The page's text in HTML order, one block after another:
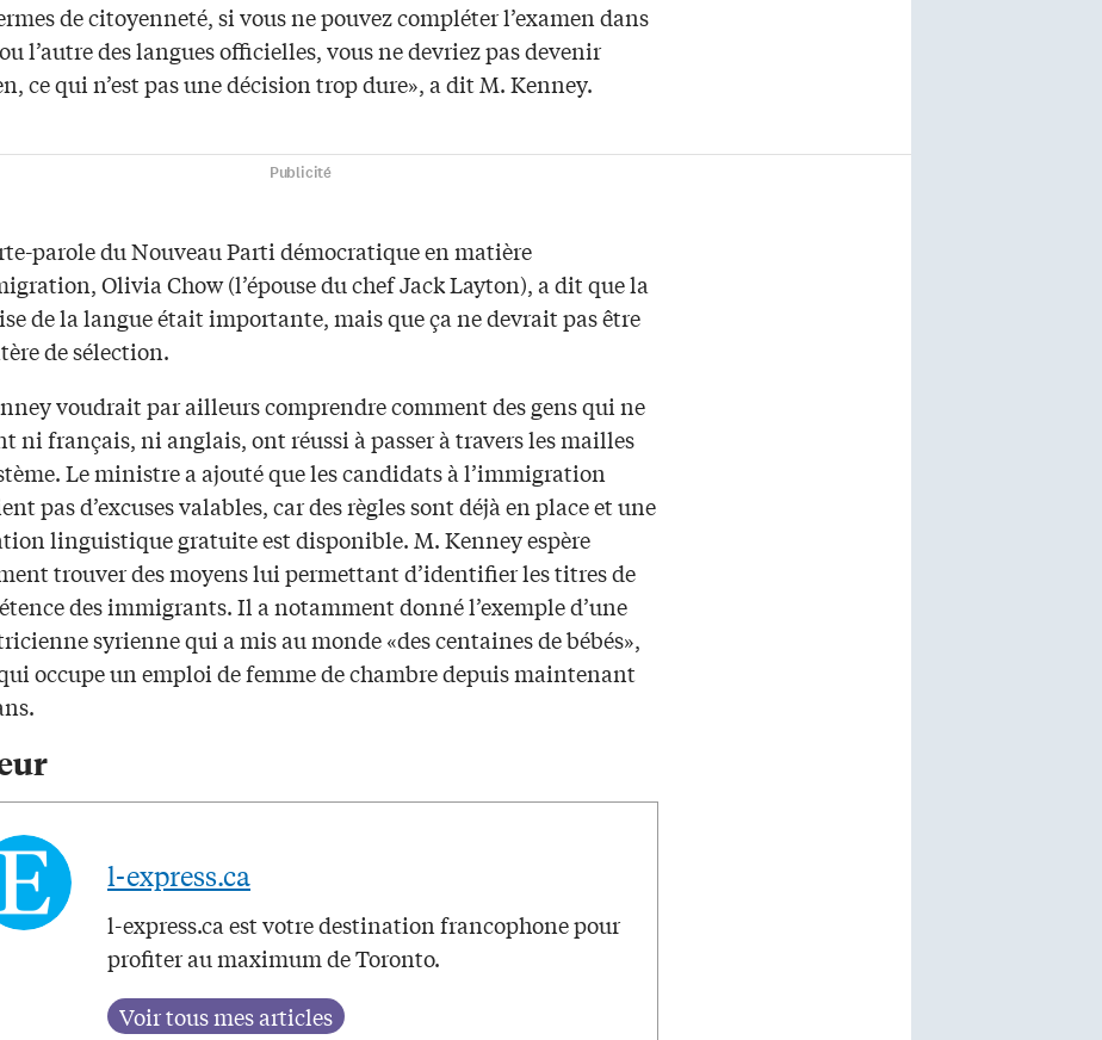
de citoyenneté, si vous ne pouvez compléter l’examen dans
l’autre des langues officielles, vous ne devriez pas devenir
ce qui n’est pas une décision trop dure», a dit M. Kenney.
Publicité
parole du Nouveau Parti démocratique en matière
Olivia Chow (l’épouse du chef Jack Layton), a dit que la
de la langue était importante, mais que ça ne devrait pas être
de sélection.
voudrait par ailleurs comprendre comment des gens qui ne
ni français, ni anglais, ont réussi à passer à travers les mailles
Le ministre a ajouté que les candidats à l’immigration
pas d’excuses valables, car des règles sont déjà en place et une
linguistique gratuite est disponible. M. Kenney espère
trouver des moyens lui permettant d’identifier les titres de
des immigrants. Il a notamment donné l’exemple d’une
syrienne qui a mis au monde «des centaines de bébés»,
occupe un emploi de femme de chambre depuis maintenant
l-express.ca
l-express.ca est votre destination francophone pour
profiter au maximum de Toronto.